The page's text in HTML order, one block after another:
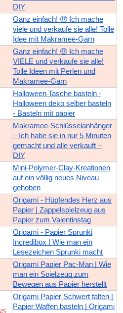
DIY
Ganz einfach! 🤑 Ich mache
viele und verkaufe sie alle! Tolle
Idee mit Makramee-Garn
Ganz einfach! 🤑 Ich mache
VIELE und verkaufe sie alle!
Tolle Ideen mit Perlen und
Makramee-Garn
Halloween Tasche basteln -
Halloween deko selber basteln
- Basteln mit papier
Makramee-Schlüsselanhänger
– Ich habe sie in nur 5 Minuten
gemacht und alle verkauft –
DIY
Mini-Polymer-Clay-Kreationen
auf ein völlig neues Niveau
gehoben
Origami - Hüpfendes Herz aus
Papier | Zappelspielzeug aus
Papier zum Valentinstag
Origami - Papier Sprunki
Incredibox | Wie man ein
Lesezeichen Sprunki macht
Origami Papier Pac-Man | Wie
man ein Spielzeug zum
Bewegen aus Papier herstellt
Origami Papier Schwert falten |
Papier Waffen basteln | Origami